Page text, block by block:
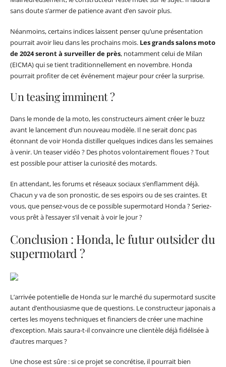
sans doute s’armer de patience avant d’en savoir plus.
Néanmoins, certains indices laissent penser qu’une présentation
pourrait avoir lieu dans les prochains mois. Les grands salons moto
de 2024 seront à surveiller de près, notamment celui de Milan
(EICMA) qui se tient traditionnellement en novembre. Honda
pourrait profiter de cet événement majeur pour créer la surprise.
Un teasing imminent ?
Dans le monde de la moto, les constructeurs aiment créer le buzz
avant le lancement d’un nouveau modèle. Il ne serait donc pas
étonnant de voir Honda distiller quelques indices dans les semaines
à venir. Un teaser vidéo ? Des photos volontairement floues ? Tout
est possible pour attiser la curiosité des motards.
En attendant, les forums et réseaux sociaux s’enflamment déjà.
Chacun y va de son pronostic, de ses espoirs ou de ses craintes. Et
vous, que pensez-vous de ce possible supermotard Honda ? Seriez-
vous prêt à l’essayer s’il venait à voir le jour ?
Conclusion : Honda, le futur outsider du
supermotard ?
L’arrivée potentielle de Honda sur le marché du supermotard suscite
autant d’enthousiasme que de questions. Le constructeur japonais a
certes les moyens techniques et financiers de créer une machine
d’exception. Mais saura-t-il convaincre une clientèle déjà fidélisée à
d’autres marques ?
Une chose est sûre : si ce projet se concrétise, il pourrait bien